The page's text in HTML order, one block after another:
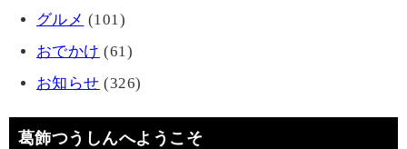
グルメ (101)
おでかけ (61)
お知らせ (326)
葛飾つうしんへようこそ